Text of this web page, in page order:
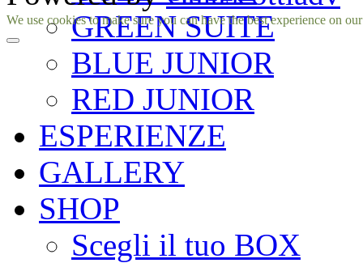
GREEN SUITE
BLUE JUNIOR
RED JUNIOR
ESPERIENZE
GALLERY
SHOP
Scegli il tuo BOX
Facebook
Instagram
We use cookies to make sure you can have the best experience on